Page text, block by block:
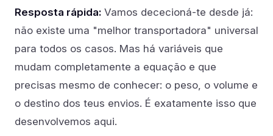
Resposta rápida: Vamos dececioná-te desde já:
não existe uma "melhor transportadora" universal
para todos os casos. Mas há variáveis que
mudam completamente a equação e que
precisas mesmo de conhecer: o peso, o volume e
o destino dos teus envios. É exatamente isso que
desenvolvemos aqui.